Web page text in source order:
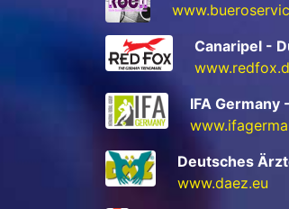
Canaripel -
IFA Germany
Deutsches
www.daez.eu